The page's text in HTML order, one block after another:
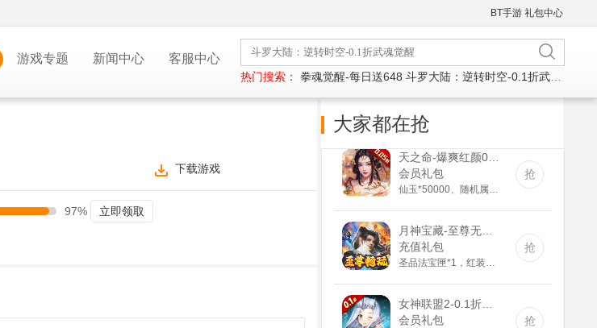
BT手游 礼包中心
游戏专题 新闻中心 客服中心
热门搜索： 拳魂觉醒-每日送648 斗罗大陆：逆转时空-0.1折武魂觉醒
下载游戏
97% 立即领取
大家都在抢
天之命-爆爽红颜0.05折(送v5)
会员礼包
抢
充值礼包
抢
会员礼包
抢